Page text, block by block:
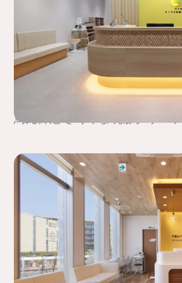
烏丸御池 さくやま乳腺クリニッ